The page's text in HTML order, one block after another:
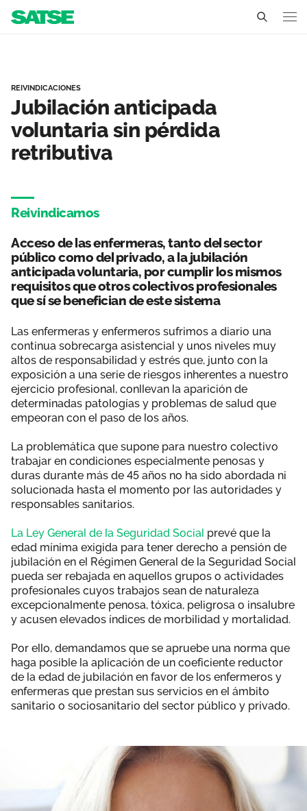
Conócenos
Un sindicato profesional e independiente
Delegados Sindicales
Transparencia
Nuestro trabajo
Ámbitos de negociación
Qué ofrecemos
Ventajas
Actualidad
Noticias
Sala de prensa
Empleo
Documentos
Vídeos
Únete
REIVINDICACIONES
Jubilación anticipada
voluntaria sin pérdida
retributiva
Reivindicamos
Acceso de las enfermeras, tanto del sector
público como del privado, a la jubilación
anticipada voluntaria, por cumplir los mismos
requisitos que otros colectivos profesionales
que sí se benefician de este sistema
Las enfermeras y enfermeros sufrimos a diario una
continua sobrecarga asistencial y unos niveles muy
altos de responsabilidad y estrés que, junto con la
exposición a una serie de riesgos inherentes a nuestro
ejercicio profesional, conllevan la aparición de
determinadas patologías y problemas de salud que
empeoran con el paso de los años.
La problemática que supone para nuestro colectivo
trabajar en condiciones especialmente penosas y
duras durante más de 45 años no ha sido abordada ni
solucionada hasta el momento por las autoridades y
responsables sanitarios.
La Ley General de la Seguridad Social prevé que la
edad mínima exigida para tener derecho a pensión de
jubilación en el Régimen General de la Seguridad Social
pueda ser rebajada en aquellos grupos o actividades
profesionales cuyos trabajos sean de naturaleza
excepcionalmente penosa, tóxica, peligrosa o insalubre
y acusen elevados índices de morbilidad y mortalidad.
Por ello, demandamos que se apruebe una norma que
haga posible la aplicación de un coeficiente reductor
de la edad de jubilación en favor de los enfermeros y
enfermeras que prestan sus servicios en el ámbito
sanitario o sociosanitario del sector público y privado.